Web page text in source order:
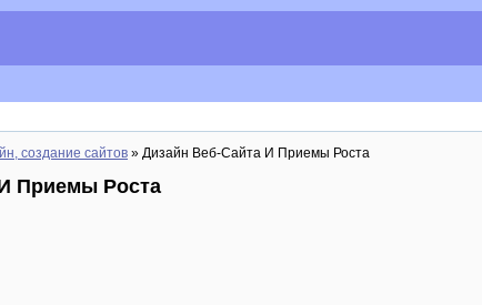
создание сайтов » Дизайн Веб-Сайта И Приемы Роста
Приемы Роста